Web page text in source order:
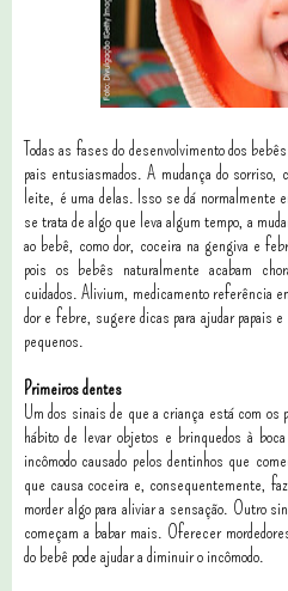
Todas as fases do desenvolvimento dos
pais entusiasmados. A mudança do sorriso,
leite, é uma delas. Isso se dá normalmente
se trata de algo que leva algum tempo, a
ao bebê, como dor, coceira na gengiva e
pois os bebês naturalmente acabam
cuidados. Alivium, medicamento referência
dor e febre, sugere dicas para ajudar papais
pequenos.
Primeiros dentes
Um dos sinais de que a criança está com
hábito de levar objetos e brinquedos à
incômodo causado pelos dentinhos que
que causa coceira e, consequentemente,
morder algo para aliviar a sensação. Outro
começam a babar mais. Oferecer
do bebê pode ajudar a diminuir o incômodo.